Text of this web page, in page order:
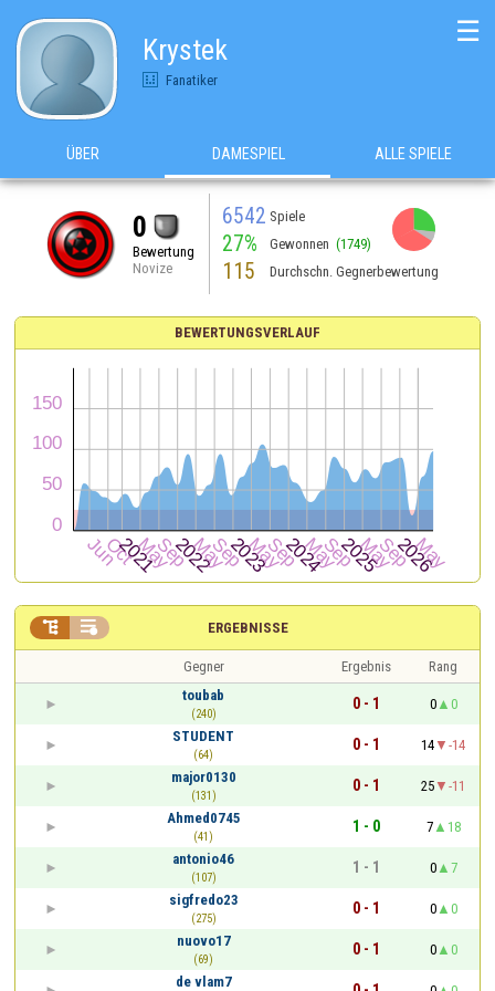
Krystek
Fanatiker
☰
ÜBER DAMESPIEL ALLE SPIELE
0
Bewertung
Novize
6542 Spiele
27% Gewonnen (1749)
115 Durchschn. Gegnerbewertung
BEWERTUNGSVERLAUF
ERGEBNISSE
 
Gegner Ergebnis
Rang
toubab
(240)
0 - 1 0
0
STUDENT
(64)
0 - 1 14
-14
major0130
(131)
0 - 1 25
-11
Ahmed0745
(41)
1 - 0 7
18
antonio46
(107)
1 - 1 0
7
sigfredo23
(275)
0 - 1 0
0
nuovo17
(69)
0 - 1 0
0
de vlam7